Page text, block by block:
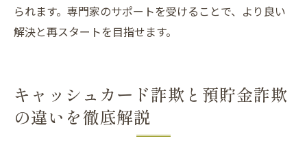
られます。専門家のサポートを受けることで、より良い
解決と再スタートを目指せます。
キャッシュカード詐欺と預貯金詐欺
の違いを徹底解説